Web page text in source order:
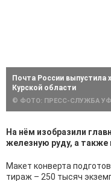
Почта России
Курской области
© ФОТО: ПРЕСС-СЛУЖБА
На нём изобразили
железную руду, а также
Макет конверта
тираж – 250 тысяч